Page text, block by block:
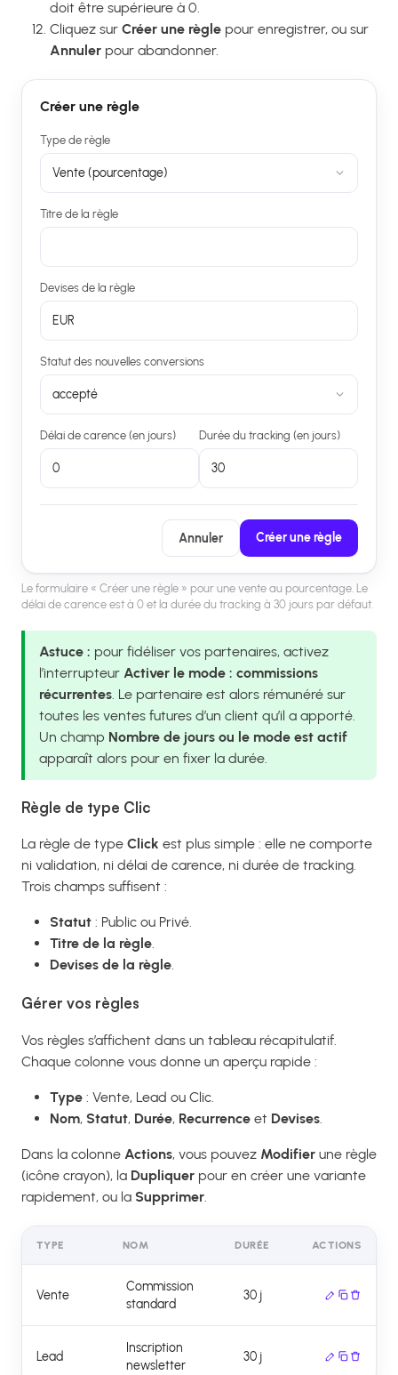
doit être supérieure à 0.
Cliquez sur Créer une règle pour enregistrer, ou sur
Annuler pour abandonner.
Créer une règle
Type de règle
Vente (pourcentage)
Titre de la règle
Devises de la règle
EUR
Statut des nouvelles conversions
accepté
Délai de carence (en jours)
0
Durée du tracking (en jours)
30
Annuler Créer une règle
Le formulaire « Créer une règle » pour une vente au pourcentage. Le
délai de carence est à 0 et la durée du tracking à 30 jours par défaut.
Astuce : pour fidéliser vos partenaires, activez
l’interrupteur Activer le mode : commissions
récurrentes. Le partenaire est alors rémunéré sur
toutes les ventes futures d’un client qu’il a apporté.
Un champ Nombre de jours ou le mode est actif
apparaît alors pour en fixer la durée.
Règle de type Clic
La règle de type Click est plus simple : elle ne comporte
ni validation, ni délai de carence, ni durée de tracking.
Trois champs suffisent :
Statut : Public ou Privé.
Titre de la règle.
Devises de la règle.
Gérer vos règles
Vos règles s’affichent dans un tableau récapitulatif.
Chaque colonne vous donne un aperçu rapide :
Type : Vente, Lead ou Clic.
Nom, Statut, Durée, Recurrence et Devises
Dans la colonne Actions, vous pouvez Modifier une règle
(icône crayon), la Dupliquer pour en créer une variante
rapidement, ou la Supprimer
TYPE NOM DURÉE ACTIONS
Vente
Commission
standard
30 j
Lead
Inscription
newsletter
30 j